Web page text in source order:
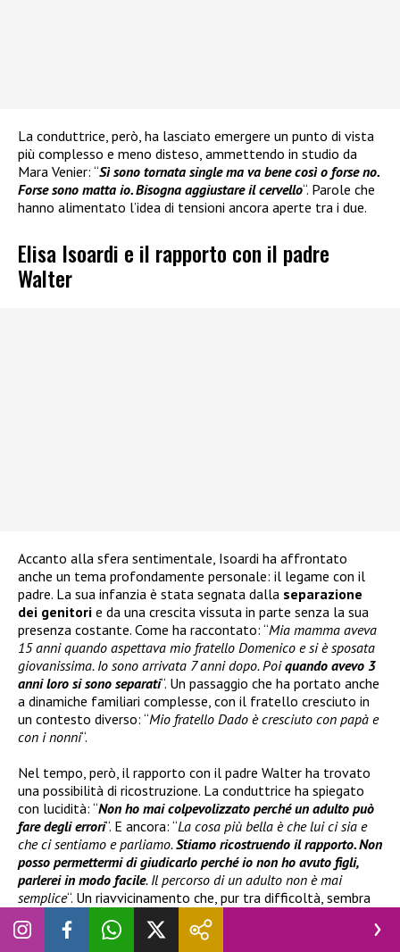
La conduttrice, però, ha lasciato emergere un punto di vista
più complesso e meno disteso, ammettendo in studio da
Mara Venier: “Sì sono tornata single ma va bene così o forse no.
Forse sono matta io. Bisogna aggiustare il cervello“. Parole che
hanno alimentato l’idea di tensioni ancora aperte tra i due.
Elisa Isoardi e il rapporto con il padre
Walter
Accanto alla sfera sentimentale, Isoardi ha affrontato
anche un tema profondamente personale: il legame con il
padre. La sua infanzia è stata segnata dalla separazione
dei genitori e da una crescita vissuta in parte senza la sua
presenza costante. Come ha raccontato: “Mia mamma aveva
15 anni quando aspettava mio fratello Domenico e si è sposata
giovanissima. Io sono arrivata 7 anni dopo. Poiquando avevo 3
anni loro si sono separati“. Un passaggio che ha portato anche
a dinamiche familiari complesse, con il fratello cresciuto in
un contesto diverso: “Mio fratello Dado è cresciuto con papà e
con i nonni“.
Nel tempo, però, il rapporto con il padre Walter ha trovato
una possibilità di ricostruzione. La conduttrice ha spiegato
con lucidità: “Non ho mai colpevolizzato perché un adulto può
fare degli errori“. E ancora: “La cosa più bella è che lui ci sia e
che ci sentiamo e parliamo.Stiamo ricostruendo il rapporto. Non
posso permettermi di giudicarlo perché io non ho avuto figli,
parlerei in modo facile. Il percorso di un adulto non è mai
semplice“. Un riavvicinamento che, pur tra difficoltà, sembra
oggi rappresentare un nuovo equilibrio affettivo.